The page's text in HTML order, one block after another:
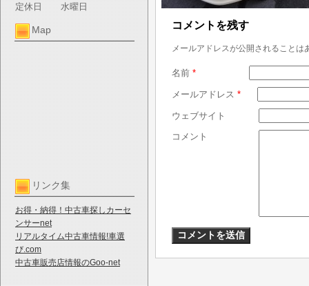
定休日 水曜日
Map
リンク集
お得・納得！中古車探しカーセ
ンサーnet
リアルタイム中古車情報!車選
び.com
中古車販売店情報のGoo-net
コメントを残す
メールアドレスが公開されることは
名前 *
メールアドレス *
ウェブサイト
コメント